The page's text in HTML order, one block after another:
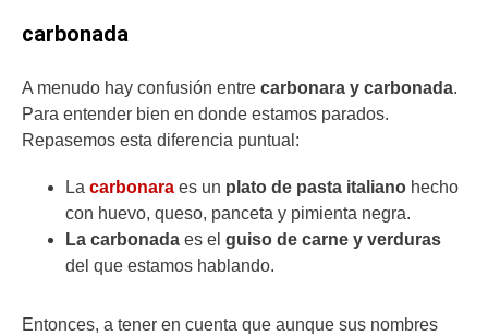
carbonada
A menudo hay confusión entre carbonara y carbonada.
Para entender bien en donde estamos parados.
Repasemos esta diferencia puntual:
La carbonara es un plato de pasta italiano hecho
con huevo, queso, panceta y pimienta negra.
La carbonada es el guiso de carne y verduras
del que estamos hablando.
Entonces, a tener en cuenta que aunque sus nombres